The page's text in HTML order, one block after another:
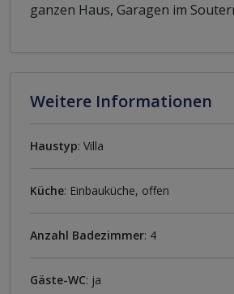
ganzen Haus, Garagen im
Weitere Informationen
Haustyp: Villa
Küche: Einbauküche, offen
Anzahl Badezimmer: 4
Gäste-WC: ja